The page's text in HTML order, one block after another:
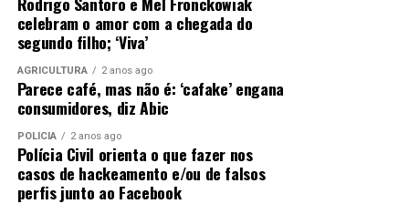
celebram o amor com a chegada do
segundo filho; ‘Viva’
AGRICULTURA 2 anos ago
Parece café, mas não é: ‘cafake’ engana
consumidores, diz Abic
POLÍCIA 2 anos ago
Polícia Civil orienta o que fazer nos
casos de hackeamento e/ou de falsos
perfis junto ao Facebook